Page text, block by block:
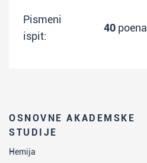
OSNOVNE AKADEMSKE
STUDIJE
Hemija
Pismeni
ispit:
40 poena